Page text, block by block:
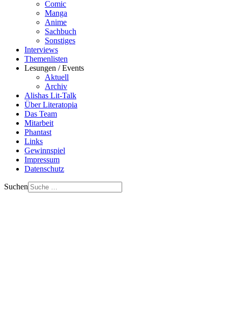
Comic
Manga
Anime
Sachbuch
Sonstiges
Interviews
Themenlisten
Lesungen / Events
Aktuell
Archiv
Alishas Lit-Talk
Über Literatopia
Das Team
Mitarbeit
Phantast
Links
Gewinnspiel
Impressum
Datenschutz
Suchen